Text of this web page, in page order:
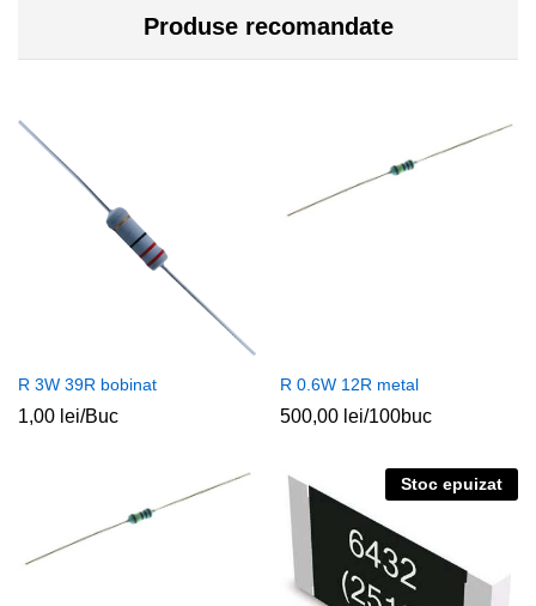
Produse recomandate
R 3W 39R bobinat
1,00 lei/Buc
R 0.6W 12R metal
500,00 lei/100buc
Stoc epuizat